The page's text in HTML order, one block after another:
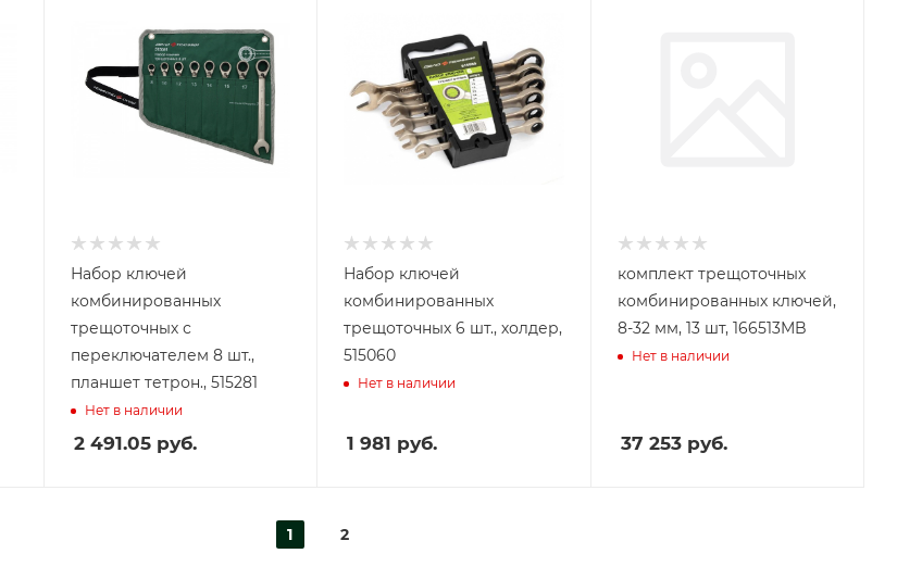
Набор ключей
комбинированных
трещоточных с
переключателем 8 шт.,
планшет тетрон., 515281
Нет в наличии
2 491.05руб.
Набор ключей
комбинированных
трещоточных 6 шт., холдер,
515060
Нет в наличии
1 981 руб.
комплект трещоточных
комбинированных ключей,
8-32 мм, 13 шт, 166513MB
Нет в наличии
37 253руб.
1 2